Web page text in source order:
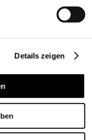
Details zeigen